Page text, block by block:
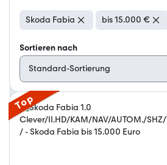
Skoda Fabia bis 15.000 €
Sortieren nach
Top